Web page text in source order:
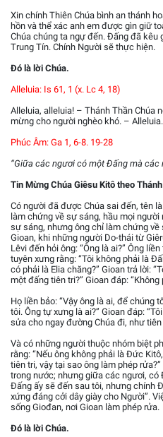
Xin chính Thiên Chúa bình an thánh
hồn và thể xác anh em được gìn giữ
Chúa chúng ta ngự đến. Ðấng đã kêu
Trung Tín. Chính Người sẽ thực hiện.
Ðó là lời Chúa.
Alleluia: Is 61, 1 (x. Lc 4, 18)
Alleluia, alleluia! – Thánh Thần Chúa
mừng cho người nghèo khó. – Alleluia.
Phúc Âm: Ga 1, 6-8. 19-28
“Giữa các ngươi có một Ðấng mà các
Tin Mừng Chúa Giêsu Kitô theo
Có người đã được Chúa sai đến, tên
làm chứng về sự sáng, hầu mọi người
sự sáng, nhưng ông chỉ làm chứng
Gioan, khi những người Do-thái từ
Lêvi đến hỏi ông: “Ông là ai?” Ông
tuyên xưng rằng: “Tôi không phải là
có phải là Elia chăng?” Gioan trả lời:
một đấng tiên tri?” Gioan đáp: “Không
Họ liền bảo: “Vậy ông là ai, để chúng
tôi. Ông tự xưng là ai?” Gioan đáp:
sửa cho ngay đường Chúa đi, như tiên
Và có những người thuộc nhóm biệt
rằng: “Nếu ông không phải là Ðức
tiên tri, vậy tại sao ông làm phép
trong nước; nhưng giữa các ngươi, có
Ðấng ấy sẽ đến sau tôi, nhưng chính
xứng đáng cởi dây giày cho Người”.
sống Giođan, nơi Gioan làm phép rửa.
Ðó là lời Chúa.